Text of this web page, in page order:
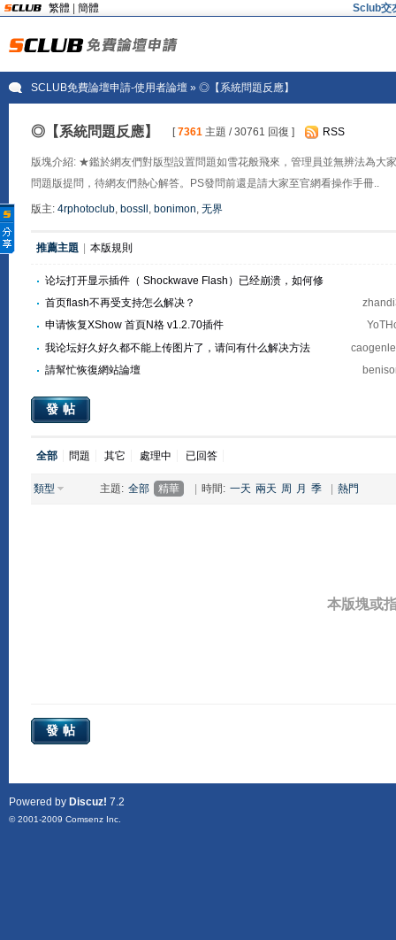
繁體 簡體 Sclub交
SCLUB免費論壇申請-使用者論壇» ◎【系統問題反應】
◎【系統問題反應】 [7361主題 / 30761 回復 ] RSS
版塊介紹: ★鑑於網友們對版型設置問題如雪花般飛來，管理員並無辨法為大
問題版提問，待網友們熱心解答。PS發問前還是請大家至官網看操作手冊..
版主: 4rphotoclub, bossll , bonimon, 无界
推薦主題 本版規則
论坛打开显示插件（ Shockwave Flash）已经崩溃，如何修
复？首页flash不再受支持怎么解决？
申请恢复XShow 首頁N格 v1.2.70插件
我论坛好久好久都不能上传图片了，请问有什么解决方法
請幫忙恢復網站論壇
發帖
全部 問題 其它 處理中 已回答
類型 主題: 全部 精華 時間: 一天 兩天 周 月 季 熱門
本版塊或
發帖
Powered by Discuz! 7.2
© 2001-2009 Comsenz Inc.